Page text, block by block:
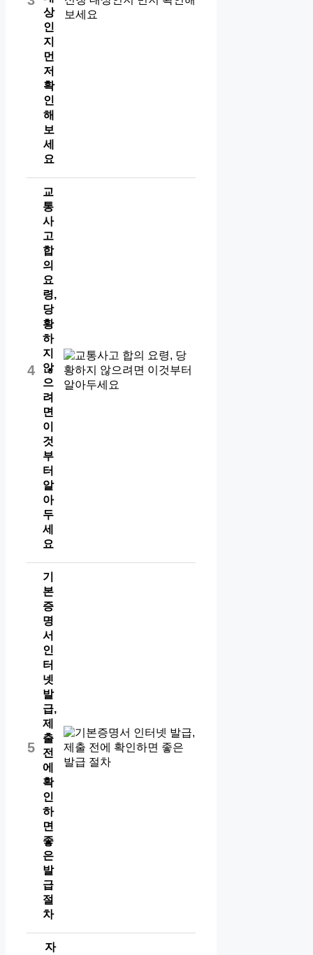
상
인
지
먼
저
확
인
해
보
세
요
4
교
통
사
고
합
의
요
령,
당
황
하
지
않
으
려
면
이
것
부
터
알
아
두
세
요
5
기
본
증
명
서
인
터
넷
발
급,
제
출
전
에
확
인
하
면
좋
은
발
급
절
차
자